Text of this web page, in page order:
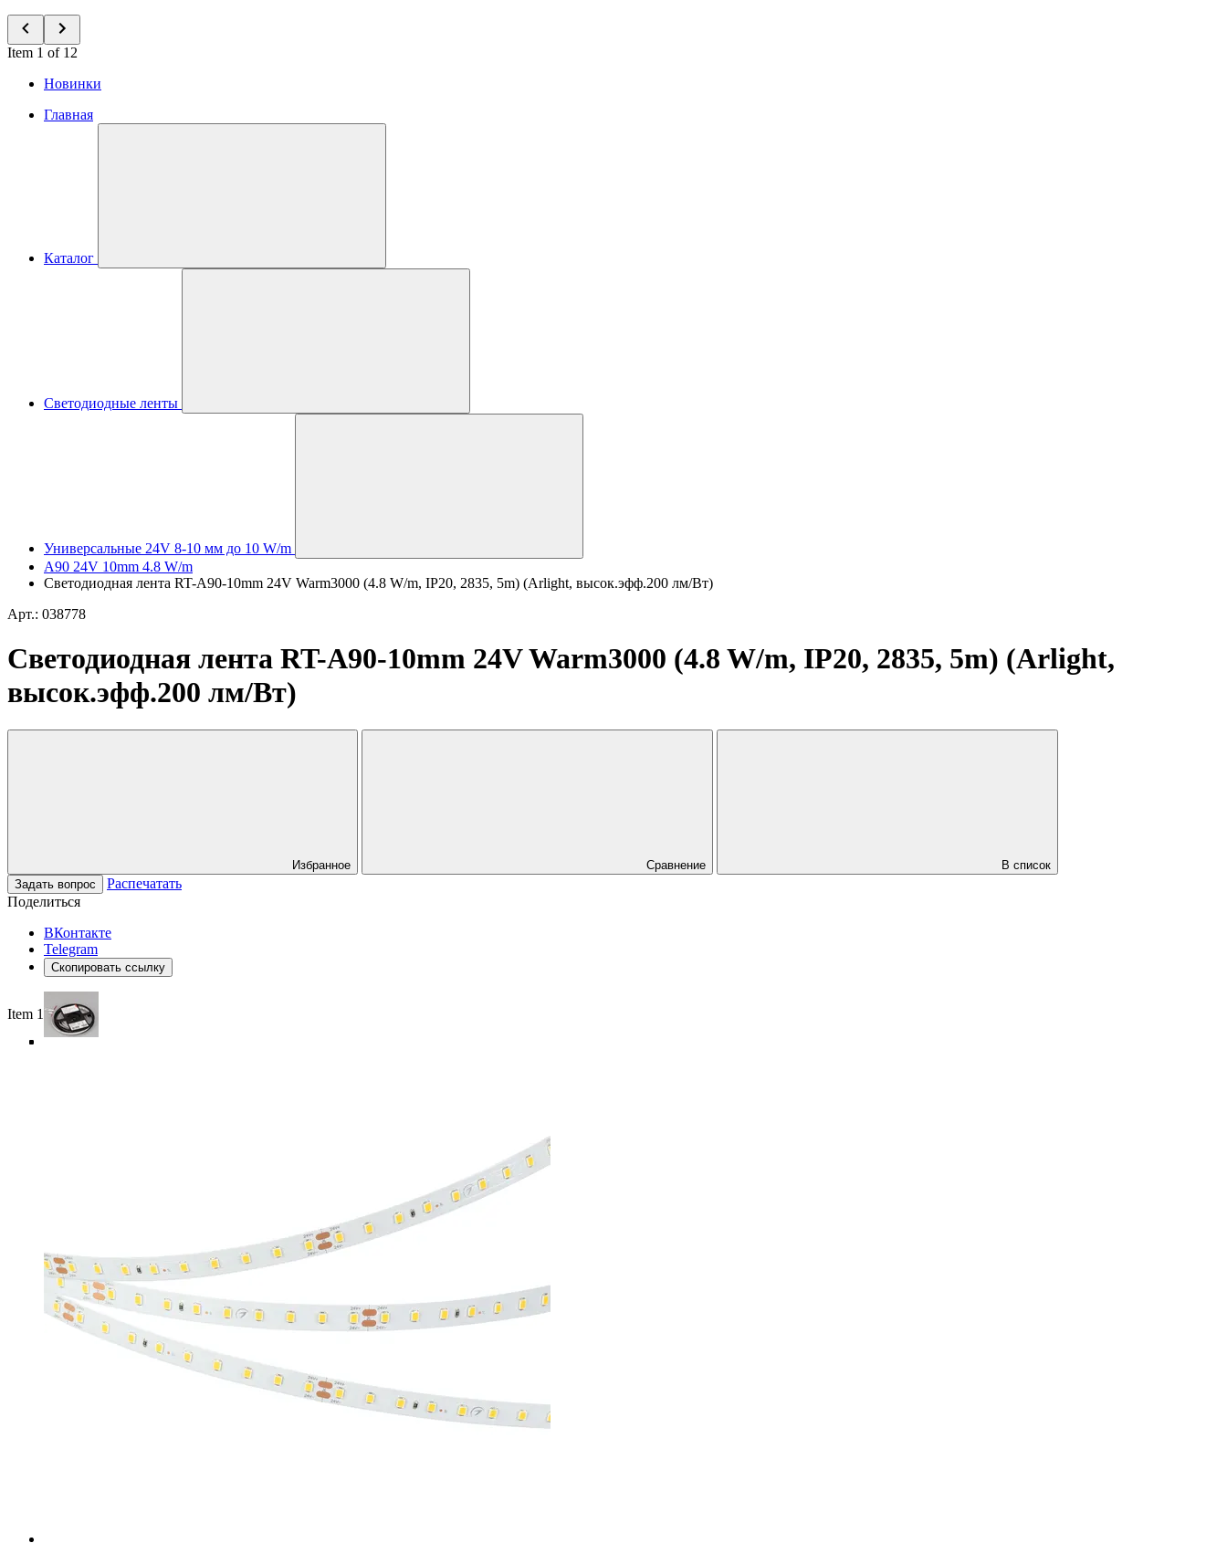
Item 1 of 12
Новинки
Главная
Каталог
Светодиодные ленты
Универсальные 24V 8-10 мм до 10 W/m
A90 24V 10mm 4.8 W/m
Светодиодная лента RT-A90-10mm 24V Warm3000 (4.8 W/m, IP20, 2835, 5m) (Arlight, высок.эфф.200 лм/Вт)
Арт.: 038778
Светодиодная лента RT-A90-10mm 24V Warm3000 (4.8 W/m, IP20, 2835, 5m) (Arlight,
высок.эфф.200 лм/Вт)
Избранное Сравнение
В список
Задать вопрос
Распечатать
Поделиться
ВКонтакте
Telegram
Скопировать ссылку
Item 1 of 5